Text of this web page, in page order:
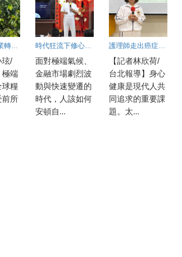
良心驅動農業轉型！太極門弟子守護土地新典範
玹/
極端
球糧
前所
時代狂流下修心安自在 官大愋：真正要投資的是人心
面對極端氣候、
金融市場劇烈波
動與快速變遷的
時代，人該如何
安頓自...
護理師走出癌症低谷：練功找回快樂人生
【記者林欣荷/
台北報導】身心
健康是現代人共
同追求的重要課
題。太...